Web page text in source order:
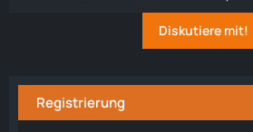
Diskutiere mit!
Registrierung